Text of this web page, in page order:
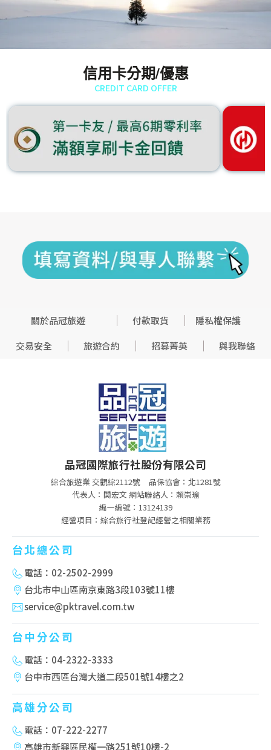
信用卡分期/優惠
CREDIT CARD OFFER
關於品冠旅遊 付款取貨
隱私權保護
交易安全
旅遊合約 招募菁英 與我聯絡
品冠國際旅行社股份有限公司
綜合旅遊業 交觀綜2112號
品保協會：北1281號
代表人：関宏文 網站聯絡人：賴崇瑜
編一編號：13124139
經營項目：綜合旅行社登記經營之相關業務
台北總公司
電話：02-2502-2999
台北市中山區南京東路3段103號11樓
service@pktravel.com.tw
台中分公司
電話：04-2322-3333
台中市西區台灣大道二段501號14樓之2
高雄分公司
電話：07-222-2277
高雄市新興區民權一路251號10樓-2